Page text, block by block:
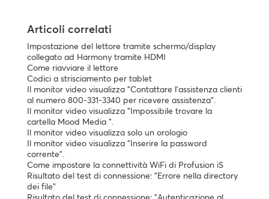
Articoli correlati
Impostazione del lettore tramite schermo/display
collegato ad Harmony tramite HDMI
Come riavviare il lettore
Codici a strisciamento per tablet
Il monitor video visualizza "Contattare l'assistenza clienti
al numero 800-331-3340 per ricevere assistenza".
Il monitor video visualizza "Impossibile trovare la
cartella Mood Media ".
Il monitor video visualizza solo un orologio
Il monitor video visualizza "Inserire la password
corrente".
Come impostare la connettività WiFi di Profusion iS
Risultato del test di connessione: "Errore nella directory
dei file"